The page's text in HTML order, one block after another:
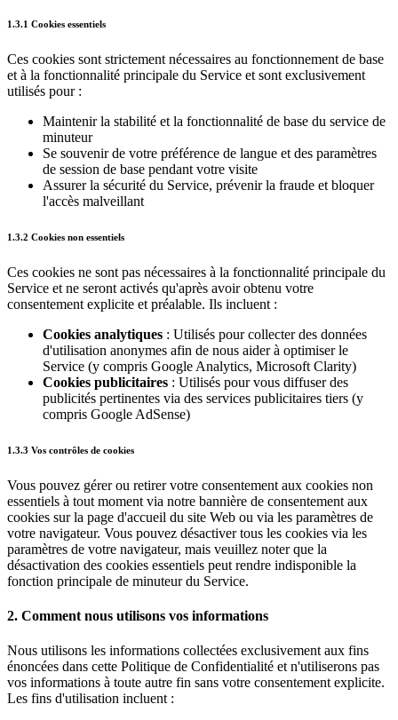
1.3.1 Cookies essentiels
Ces cookies sont strictement nécessaires au fonctionnement de base
et à la fonctionnalité principale du Service et sont exclusivement
utilisés pour :
Maintenir la stabilité et la fonctionnalité de base du service de
minuteur
Se souvenir de votre préférence de langue et des paramètres
de session de base pendant votre visite
Assurer la sécurité du Service, prévenir la fraude et bloquer
l'accès malveillant
1.3.2 Cookies non essentiels
Ces cookies ne sont pas nécessaires à la fonctionnalité principale du
Service et ne seront activés qu'après avoir obtenu votre
consentement explicite et préalable. Ils incluent :
Cookies analytiques : Utilisés pour collecter des données
d'utilisation anonymes afin de nous aider à optimiser le
Service (y compris Google Analytics, Microsoft Clarity)
Cookies publicitaires : Utilisés pour vous diffuser des
publicités pertinentes via des services publicitaires tiers (y
compris Google AdSense)
1.3.3 Vos contrôles de cookies
Vous pouvez gérer ou retirer votre consentement aux cookies non
essentiels à tout moment via notre bannière de consentement aux
cookies sur la page d'accueil du site Web ou via les paramètres de
votre navigateur. Vous pouvez désactiver tous les cookies via les
paramètres de votre navigateur, mais veuillez noter que la
désactivation des cookies essentiels peut rendre indisponible la
fonction principale de minuteur du Service.
2. Comment nous utilisons vos informations
Nous utilisons les informations collectées exclusivement aux fins
énoncées dans cette Politique de Confidentialité et n'utiliserons pas
vos informations à toute autre fin sans votre consentement explicite.
Les fins d'utilisation incluent :